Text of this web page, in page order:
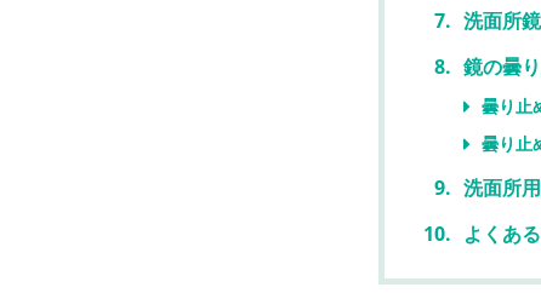
洗面所
鏡の曇
曇り止
曇り止
洗面所
よくあ